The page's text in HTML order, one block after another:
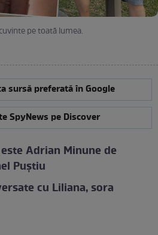
pe toată lumea.
sursă preferată în Google
SpyNews pe Discover
Adrian Minune de
Puștiu
cu Liliana, sora